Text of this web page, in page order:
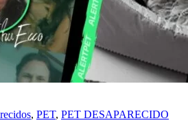
, PET, PET DESAPARECIDO